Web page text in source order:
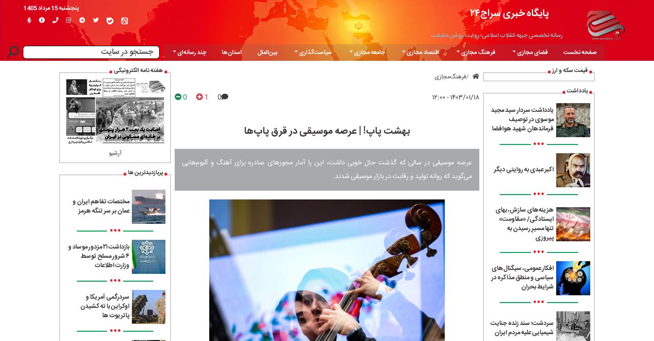
پایگاه خبری سراج۲۴
رسانه تخصصی جبهه انقلاب اسلامی؛ روایت روشن حقیقت
پنجشنبه 15 مرداد 1405
صفحه نخست فضای مجازی فرهنگ مجازی اقتصاد مجازی جامعه مجازی سیاست‌گذاری بین‌الملل استان‌ها
چند رسانه‌ای
قیمت سکه و ارز
یادداشت
یادداشت سردار سید مجید
موسوی در توصیف
فرماندهان شهید هوافضا
•••
اکبر عبدی به روایتی دیگر
•••
هزینه‌های سازش، بهای
ایستادگی/ «مقاومت»
تنها مسیرِ رسیدن به
پیروزی
•••
افکار عمومی، سیگنال‌های
سیاسی و منطق مذاکره در
شرایط بحران
•••
سردشت؛ سند زنده جنایت
شیمیایی علیه مردم ایران
فرهنگ‌مجازی
۱۴۰۳/۰۱/۱۸ - ۱۲:۰۰ 0
1
0
بهشت پاپ! | عرصه موسیقی در قرق پاپ‌ها
عرصه موسیقی در سالی که گذشت حال خوبی داشت، این را آمار مجوزهای صادره برای آهنگ و آلبوم‌هایی
می‌گوید که روانه تولید و رقابت در بازار موسیقی شدند.
هفته نامه الکترونیکی
آرشیو
پربازدیدترین ها
مختصات تفاهم ایران و
عمان بر سر تنگه هرمز
•••
بازداشت ۲۱ مزدور موساد و
۴ شرور مسلح توسط
وزارت اطلاعات
•••
سردرگمی آمریکا و
اوکراین با ته کشیدن
پاتریوت ها
•••